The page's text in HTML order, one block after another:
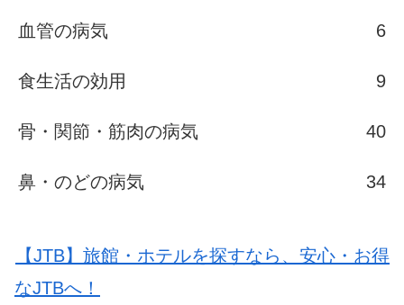
血管の病気 6
食生活の効用 9
骨・関節・筋肉の病気 40
鼻・のどの病気 34
【JTB】旅館・ホテルを探すなら、安心・お得
なJTBへ！